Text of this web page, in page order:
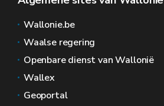
Wallonie.be
Waalse regering
Openbare dienst van Wallonië
Wallex
Geoportal